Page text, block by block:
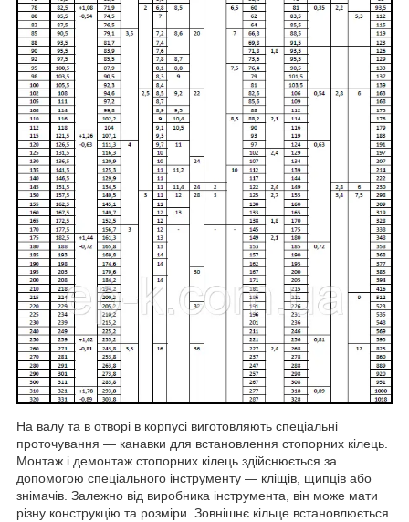
На валу та в отворі в корпусі виготовляють спеціальні
проточування — канавки для встановлення стопорних кілець.
Монтаж і демонтаж стопорних кілець здійснюється за
допомогою спеціального інструменту — кліщів, щипців або
знімачів. Залежно від виробника інструмента, він може мати
різну конструкцію та розміри. Зовнішнє кільце встановлюється